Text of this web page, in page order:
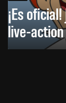
¡Es
live-